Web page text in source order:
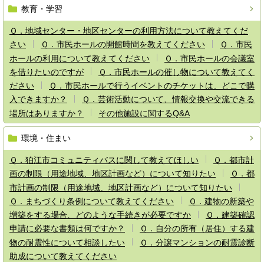
教育・学習
Ｑ．地域センター・地区センターの利用方法について教えてくだ
さい
Ｑ．市民ホールの開館時間を教えてください
Ｑ．市民
ホールの利用について教えてください
Ｑ．市民ホールの会議室
を借りたいのですが
Ｑ．市民ホールの催し物について教えてく
ださい
Ｑ．市民ホールで行うイベントのチケットは、どこで購
入できますか？
Ｑ．芸術活動について、情報交換や交流できる
場所はありますか？
その他施設に関するQ&A
環境・住まい
Ｑ．狛江市コミュニティバスに関して教えてほしい
Ｑ．都市計
画の制限（用途地域、地区計画など）について知りたい
Ｑ．都
市計画の制限（用途地域、地区計画など）について知りたい
Ｑ．まちづくり条例について教えてください
Ｑ．建物の新築や
増築をする場合、どのような手続きが必要ですか
Ｑ．建築確認
申請に必要な書類は何ですか？
Ｑ．自分の所有（居住）する建
物の耐震性について相談したい
Ｑ．分譲マンションの耐震診断
助成について教えてください